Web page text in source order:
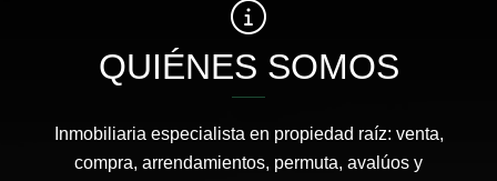
QUIÉNES SOMOS
Inmobiliaria especialista en propiedad raíz: venta,
compra, arrendamientos, permuta, avalúos y